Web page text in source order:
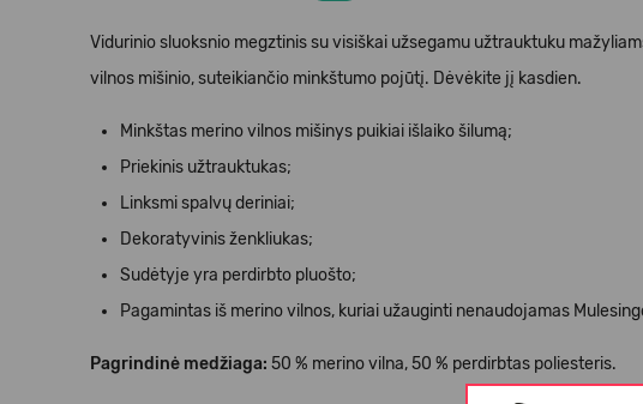
Vidurinio sluoksnio megztinis su visiškai užsegamu užtrauktuku
vilnos mišinio, suteikiančio minkštumo pojūtį. Dėvėkite jį kasdien.
Minkštas merino vilnos mišinys puikiai išlaiko šilumą;
Priekinis užtrauktukas;
Linksmi spalvų deriniai;
Dekoratyvinis ženkliukas;
Sudėtyje yra perdirbto pluošto;
Pagamintas iš merino vilnos, kuriai užauginti nenaudojamas
Pagrindinė medžiaga: 50 % merino vilna, 50 % perdirbtas poliesteris.